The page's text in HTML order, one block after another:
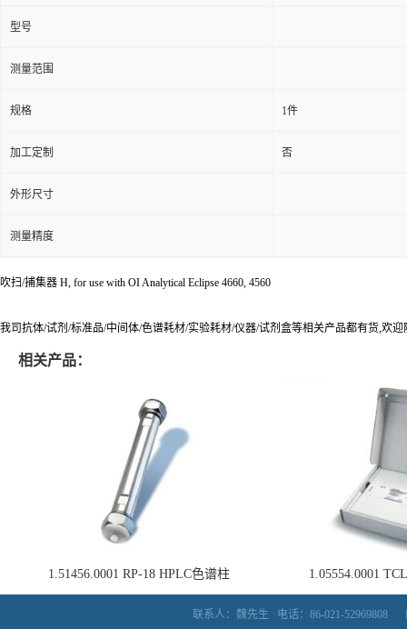
型号
测量范围
规格 1件
加工定制 否
外形尺寸
测量精度
吹扫/捕集器 H, for use with OI Analytical Eclipse 4660, 4560
我司抗体/试剂/标准品/中间体/色谱耗材/实验耗材/仪器/试剂盒等相关产品都有货,欢
相关产品：
1.51456.0001 RP-18 HPLC色谱柱 1.05554.0001
联系人：魏先生 电话：86-021-52969808